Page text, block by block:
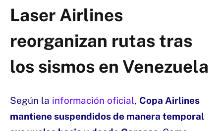
Laser Airlines
reorganizan rutas tras
los sismos en Venezuela
Según la información oficial, Copa Airlines
mantiene suspendidos de manera temporal